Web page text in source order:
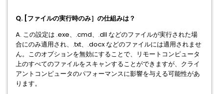
Q. [ファイルの実行時のみ］の仕組みは？
A. この設定は .exe、.cmd、.dll などのファイルが実行された場
合にのみ適用され、.txt、.docx などのファイルには適用されませ
ん。このオプションを無効にすることで、リモートコンピュータ
上のすべてのファイルをスキャンすることができますが、クライ
アントコンピュータのパフォーマンスに影響を与える可能性があ
ります。